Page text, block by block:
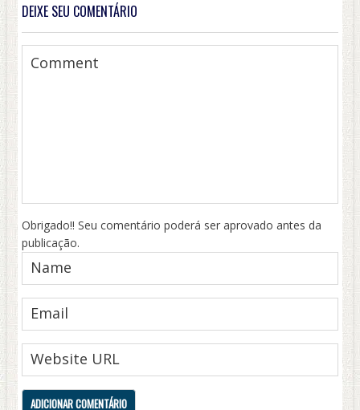
DEIXE SEU COMENTÁRIO
Obrigado!! Seu comentário poderá ser aprovado antes da
publicação.